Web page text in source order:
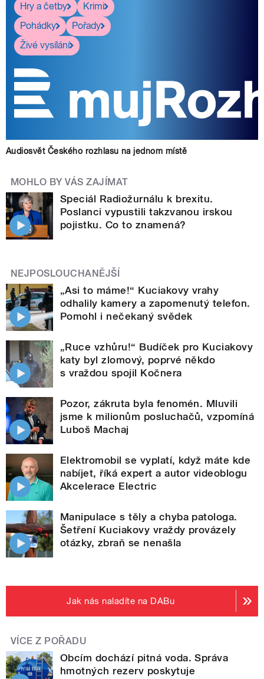
Hry a četby
Krimi
Pohádky
Pořady
Živé vysílání
Audiosvět Českého rozhlasu na jednom místě
MOHLO BY VÁS ZAJÍMAT
Speciál Radiožurnálu k brexitu.
Poslanci vypustili takzvanou irskou
pojistku. Co to znamená?
NEJPOSLOUCHANĚJŠÍ
„Asi to máme!“ Kuciakovy vrahy
odhalily kamery a zapomenutý telefon.
Pomohl i nečekaný svědek
„Ruce vzhůru!“ Budíček pro Kuciakovy
katy byl zlomový, poprvé někdo
s vraždou spojil Kočnera
Pozor, zákruta byla fenomén. Mluvili
jsme k milionům posluchačů, vzpomíná
Luboš Machaj
Elektromobil se vyplatí, když máte kde
nabíjet, říká expert a autor videoblogu
Akcelerace Electric
Manipulace s těly a chyba patologa.
Šetření Kuciakovy vraždy provázely
otázky, zbraň se nenašla
Jak nás naladíte na DABu
VÍCE Z POŘADU
Obcím dochází pitná voda. Správa
hmotných rezerv poskytuje